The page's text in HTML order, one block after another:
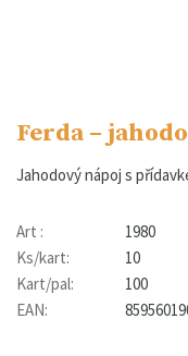
Ferda –
Jahodový nápoj s
Art :
1980
Ks/kart:
10
Kart/pal:
100
EAN: